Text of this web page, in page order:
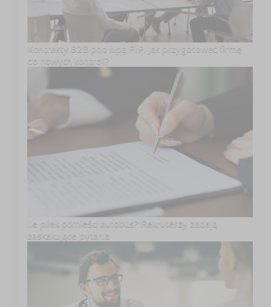
Kontrakty B2B pod lupą PIP. Jak przygotować firmę
do nowych kontroli?
Ile piłek pomieści autobus? Rekruterzy zadają
zaskakujące pytania